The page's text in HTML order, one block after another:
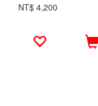
NT$ 4,200